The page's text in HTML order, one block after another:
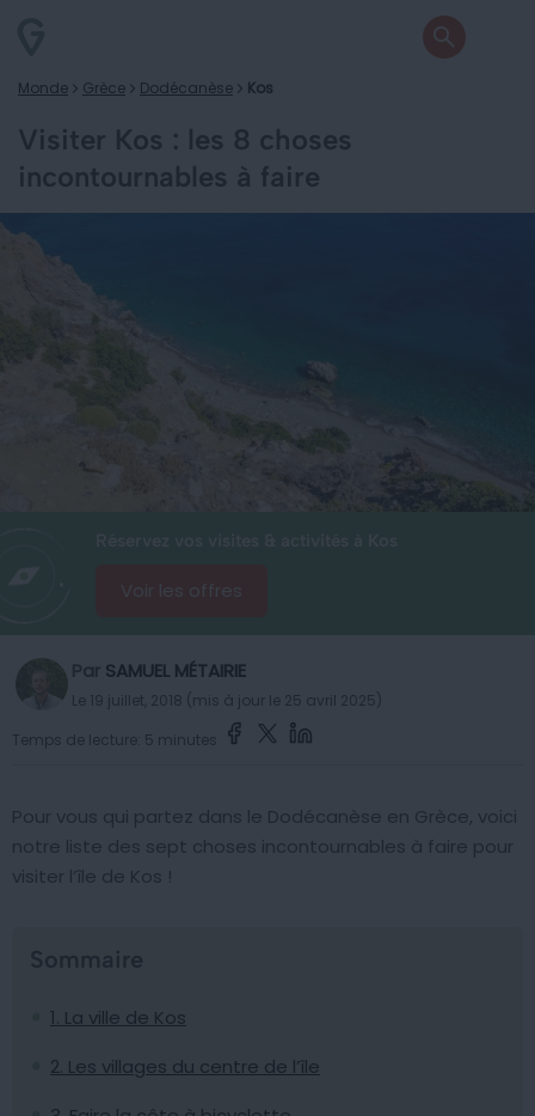
Monde Grèce Dodécanèse Kos
Visiter Kos : les 8 choses
incontournables à faire
Voir les offres
Par SAMUEL MÉTAIRIE
Le 19 juillet, 2018 (mis à jour le 25 avril 2025)
Temps de lecture: 5 minutes
Pour vous qui partez dans le Dodécanèse en Grèce, voici
notre liste des sept choses incontournables à faire pour
visiter l’île de Kos !
1. La ville de Kos
2. Les villages du centre de l’île